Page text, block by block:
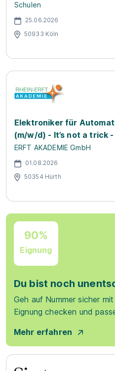
Schulen
25.06.2026
50933 Köln
Elektroniker für
(m/w/d) - It’s not a trick
ERFT AKADEMIE GmbH
01.08.2026
50354 Hürth
90%
Eignung
Du bist noch
Geh auf Nummer sicher
Eignung checken und
Mehr erfahren